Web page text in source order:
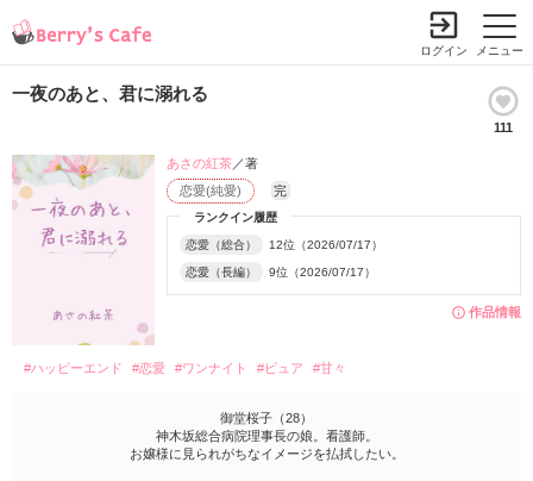
メニュー
ログイン
一夜のあと、君に溺れる
111
作品情報
ランクイン履歴
恋愛（総合） 12位（2026/07/17）
恋愛（長編） 9位（2026/07/17）
恋愛(純愛) 完
あさの紅茶／著
#ハッピーエンド #恋愛 #ワンナイト #ピュア #甘々
御堂桜子（28）
神木坂総合病院理事長の娘。看護師。
お嬢様に見られがちなイメージを払拭したい。